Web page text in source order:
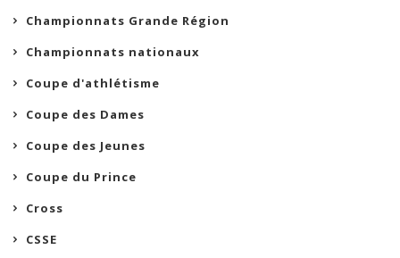
Championnats Grande Région
Championnats nationaux
Coupe d'athlétisme
Coupe des Dames
Coupe des Jeunes
Coupe du Prince
Cross
CSSE